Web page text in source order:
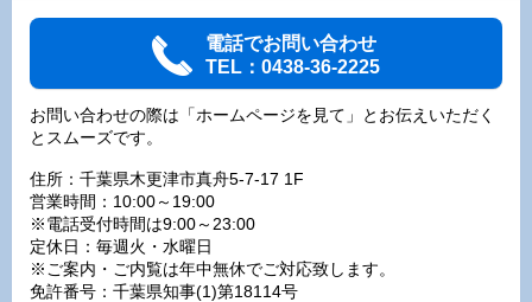
電話でお問い合わせ
TEL：0438-36-2225
お問い合わせの際は「ホームページを見て」とお伝えいただく
とスムーズです。
住所：千葉県木更津市真舟5-7-17 1F
営業時間：10:00～19:00
※電話受付時間は9:00～23:00
定休日：毎週火・水曜日
※ご案内・ご内覧は年中無休でご対応致します。
免許番号：千葉県知事(1)第18114号